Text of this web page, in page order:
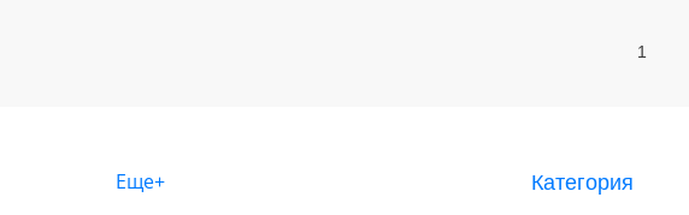
1
Еще+ Категория